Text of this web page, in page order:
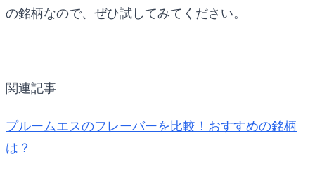
の銘柄なので、ぜひ試してみてください。
関連記事
プルームエスのフレーバーを比較！おすすめの銘柄
は？